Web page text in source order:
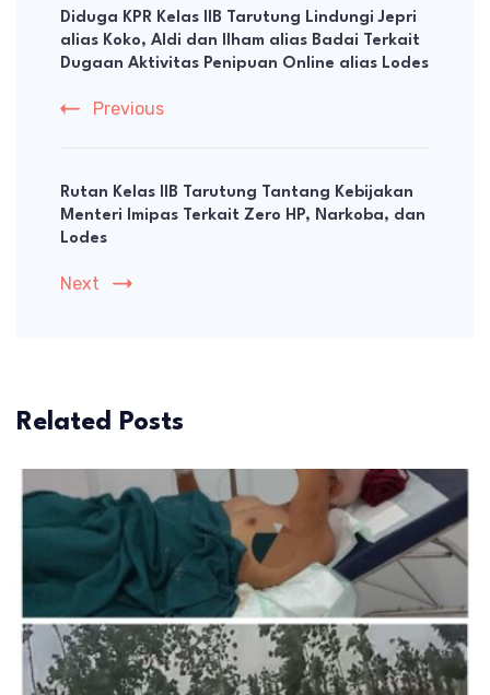
Navigation
Diduga KPR Kelas IIB Tarutung Lindungi Jepri
alias Koko, Aldi dan Ilham alias Badai Terkait
Dugaan Aktivitas Penipuan Online alias Lodes
Previous
Rutan Kelas IIB Tarutung Tantang Kebijakan
Menteri Imipas Terkait Zero HP, Narkoba, dan
Lodes
Next
Related Posts